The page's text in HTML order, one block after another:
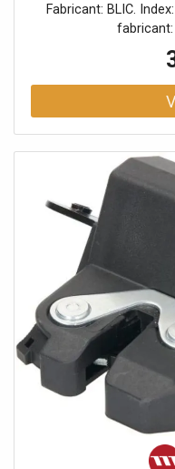
Fabricant: BLIC.
fabricant: